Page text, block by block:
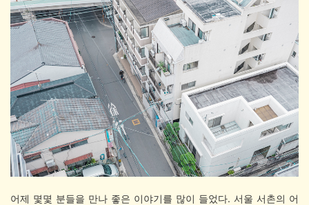
어제 몇몇 분들을 만나 좋은 이야기를 많이 들었다. 서울 서촌의 어